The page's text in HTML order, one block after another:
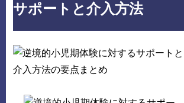
サポートと介入方法